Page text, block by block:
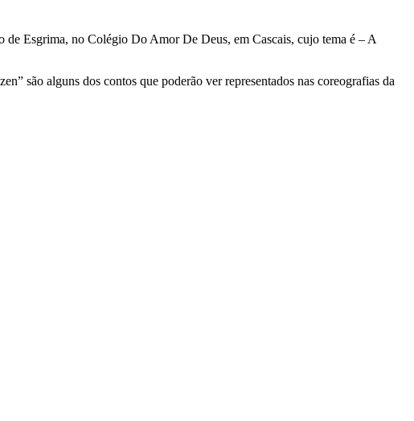
Esgrima, no Colégio Do Amor De Deus, em Cascais, cujo tema é – A
são alguns dos contos que poderão ver representados nas coreografias da